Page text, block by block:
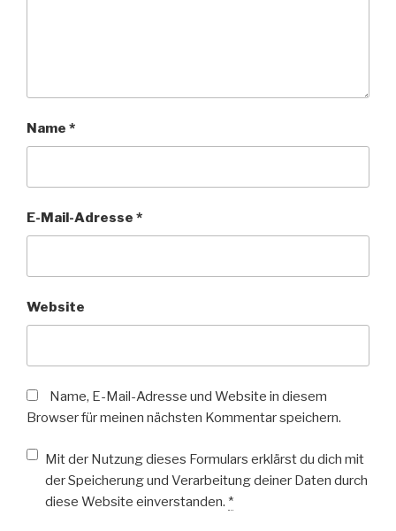
Name *
E-Mail-Adresse *
Website
Name, E-Mail-Adresse und Website in diesem
Browser für meinen nächsten Kommentar speichern.
Mit der Nutzung dieses Formulars erklärst du dich mit
der Speicherung und Verarbeitung deiner Daten durch
diese Website einverstanden. *